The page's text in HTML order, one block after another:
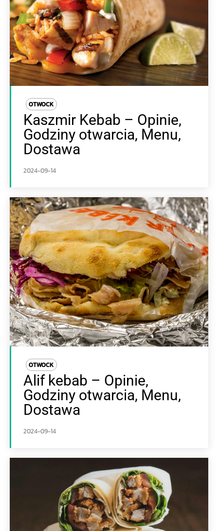
OTWOCK
Kaszmir Kebab – Opinie,
Godziny otwarcia, Menu,
Dostawa
2024-09-14
OTWOCK
Alif kebab – Opinie,
Godziny otwarcia, Menu,
Dostawa
2024-09-14